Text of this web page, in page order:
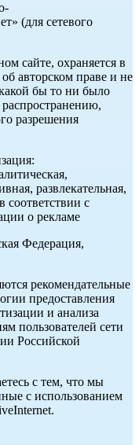
(для сетевого
сайте, охраняется в
авторском праве и не
бы то ни было
разрешения
развлекательная,
соответствии с
о рекламе
Федерация,
рекомендательные
предоставления
и анализа
пользователей сети
Российской
с тем, что мы
с использованием